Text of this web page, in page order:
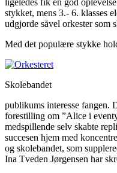
stykket, mens 3.- 6. klasses
udgjorde såvel orkester som
Med det populære stykke
Skolebandet
publikums interesse fangen.
forestilling om ”Alice i
medspillende selv skabte
succesen hjem med
og skolebandet, som
Ina Tveden Jørgensen har